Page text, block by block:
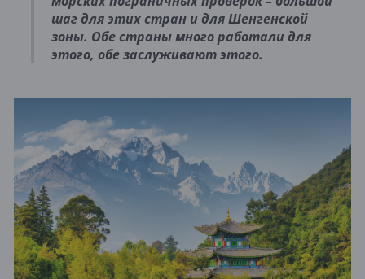
шаг для этих стран и для Шенгенской
зоны. Обе страны много работали для
этого, обе заслуживают этого.